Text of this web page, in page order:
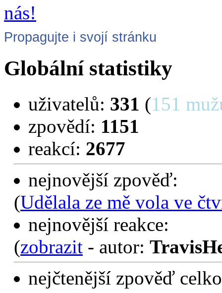
Propagujte i svojí stránku
Globální statistiky
uživatelů: 331 (151
zpovědí: 1151
reakcí: 2677
nejnovější zpověď:
(Udělala ze mě vola ve
nejnovější reakce:
(zobrazit - autor:
nejčtenější zpověď